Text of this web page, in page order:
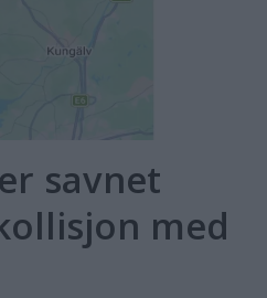
savnet
med